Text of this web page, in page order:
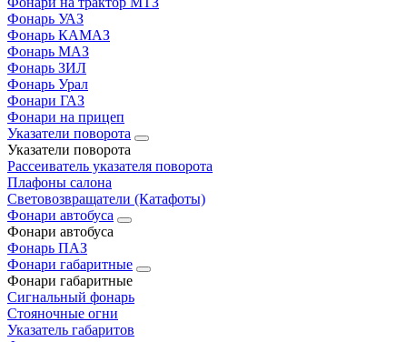
Фонарь УАЗ
Фонарь КАМАЗ
Фонарь МАЗ
Фонарь ЗИЛ
Фонарь Урал
Фонари ГАЗ
Фонари на прицеп
Указатели поворота
Указатели поворота
Рассеиватель указателя поворота
Плафоны салона
Световозвращатели (Катафоты)
Фонари автобуса
Фонари автобуса
Фонарь ПАЗ
Фонари габаритные
Фонари габаритные
Сигнальный фонарь
Стояночные огни
Указатель габаритов